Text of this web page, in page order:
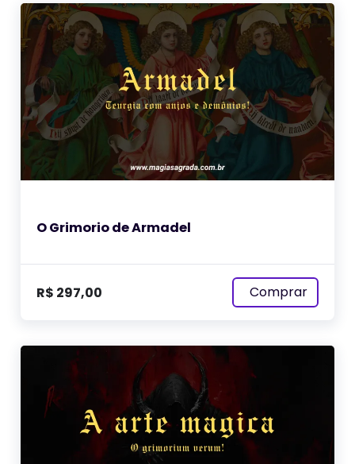
O Grimorio de Armadel
R$ 297,00 Comprar